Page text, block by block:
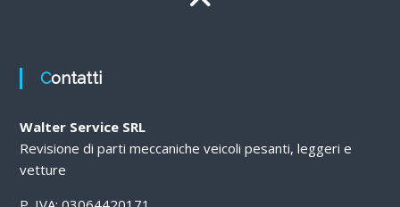
Contatti
Walter Service SRL
Revisione di parti meccaniche veicoli pesanti, leggeri e
vetture